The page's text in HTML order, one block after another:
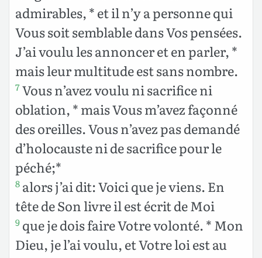
admirables, * et il n’y a personne qui
Vous soit semblable dans Vos pensées.
J’ai voulu les annoncer et en parler, *
mais leur multitude est sans nombre.
7Vous n’avez voulu ni sacrifice ni
oblation, * mais Vous m’avez façonné
des oreilles. Vous n’avez pas demandé
d’holocauste ni de sacrifice pour le
péché;*
8 alors j’ai dit: Voici que je viens. En
tête de Son livre il est écrit de Moi
9 que je dois faire Votre volonté. * Mon
Dieu, je l’ai voulu, et Votre loi est au